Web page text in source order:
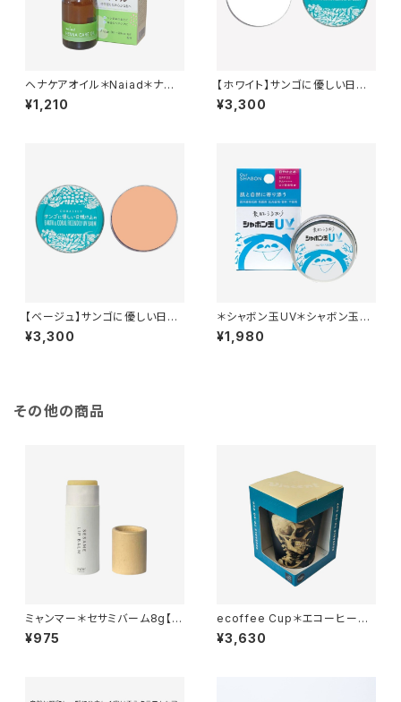
ヘナケアオイル＊Naiad＊ナイ
アード＊
¥1,210
【ホワイト】サンゴに優しい日焼
け止め ＊Non-nano酸化亜鉛
使用＊バームタイプ＊40g
¥3,300
【ベージュ】サンゴに優しい日焼
け止め ＊Non-nano酸化亜鉛
使用＊バームタイプ＊40g
¥3,300
＊シャボン玉UV＊シャボン玉石
けん初の日焼け止め＊SPF35＊
¥1,980
その他の商品
ミャンマー＊セサミバーム8g【エ
シカルver.】
¥975
ecoffee Cup＊エコーヒーカ
ップ＊Skull ( スカル )*350ml
＊Van Gogh＊ヴァン・ゴッホ
¥3,630